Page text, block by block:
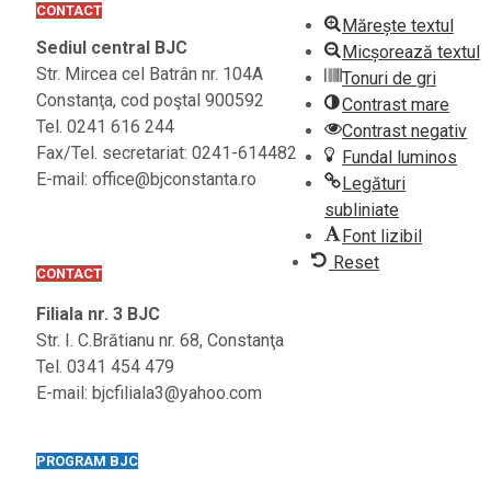
CONTACT
Sediul central BJC
Str. Mircea cel Batrân nr. 104A
Constanţa, cod poştal 900592
Tel. 0241 616 244
Fax/Tel. secretariat: 0241-614482
E-mail: office@bjconstanta.ro
CONTACT
Filiala nr. 3 BJC
Str. I. C.Brătianu nr. 68, Constanţa
Tel. 0341 454 479
E-mail: bjcfiliala3@yahoo.com
PROGRAM BJC
Mărește textul
Micșorează textul
Tonuri de gri
Contrast mare
Contrast negativ
Fundal luminos
Legături
subliniate
Font lizibil
Reset